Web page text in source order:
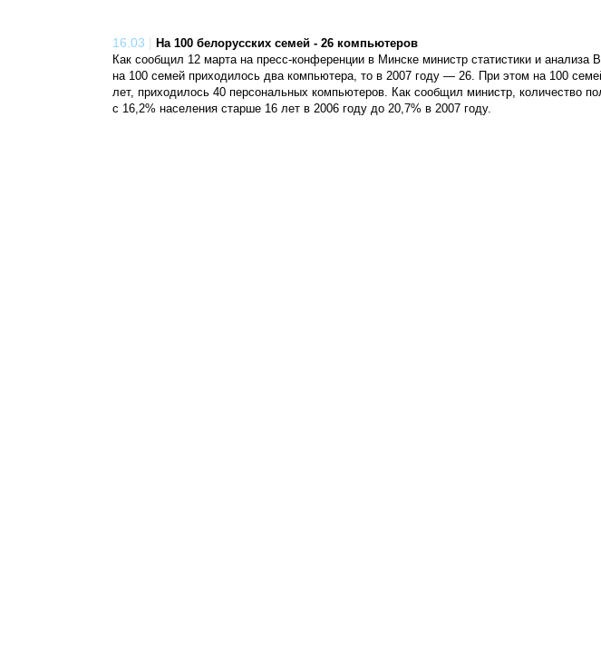
16.03 | На 100 белорусских семей - 26 компьютеров
Как сообщил 12 марта на пресс-конференции в Минске министр статистики и анализа
на 100 семей приходилось два компьютера, то в 2007 году — 26. При этом на 100
лет, приходилось 40 персональных компьютеров. Как сообщил министр, количество
с 16,2% населения старше 16 лет в 2006 году до 20,7% в 2007 году.